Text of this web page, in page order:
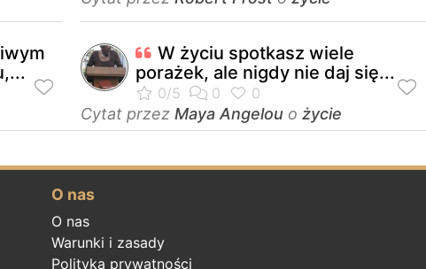
W życiu spotkasz wiele
porażek, ale nigdy nie daj się...
Cytat przez Maya Angelou o życie
O nas
O nas
Warunki i zasady
Polityka prywatności